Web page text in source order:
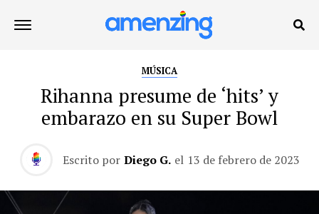
MÚSICA
Rihanna presume de ‘hits’ y
embarazo en su Super Bowl
Escrito por Diego G. el 13 de febrero de 2023